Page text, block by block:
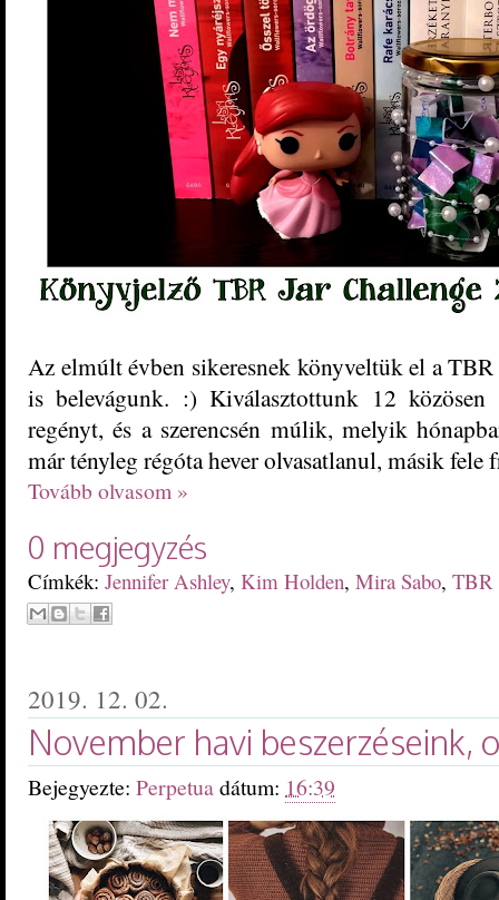
Az elmúlt évben sikeresnek könyveltük el a
is belevágunk. :) Kiválasztottunk 12
regényt, és a szerencsén múlik, melyik
már tényleg régóta hever olvasatlanul, másik fele
Tovább olvasom »
0 megjegyzés
Címkék: Jennifer Ashley, Kim Holden, Mira Sabo, TBR
2019. 12. 02.
November havi beszerzéseink,
Bejegyezte: Perpetuadátum: 16:39